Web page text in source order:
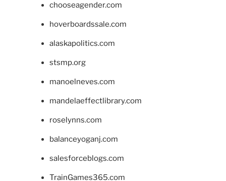
chooseagender.com
hoverboardssale.com
alaskapolitics.com
stsmp.org
manoelneves.com
mandelaeffectlibrary.com
roselynns.com
balanceyoganj.com
salesforceblogs.com
TrainGames365.com